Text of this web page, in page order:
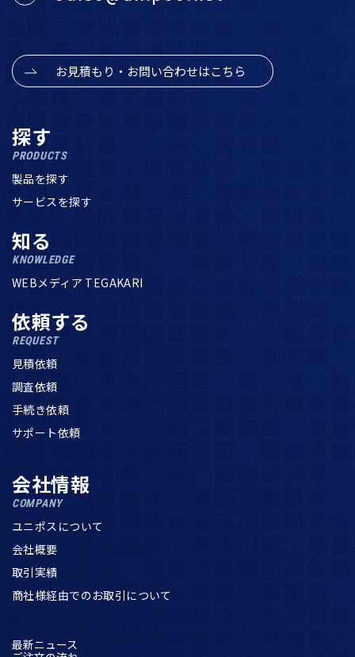
お見積もり・お問い合わせはこちら
探す
PRODUCTS
製品を探す
サービスを探す
知る
KNOWLEDGE
WEBメディア TEGAKARI
依頼する
REQUEST
見積依頼
調査依頼
手続き依頼
サポート依頼
会社情報
COMPANY
ユニポスについて
会社概要
取引実績
商社様経由でのお取引について
最新ニュース